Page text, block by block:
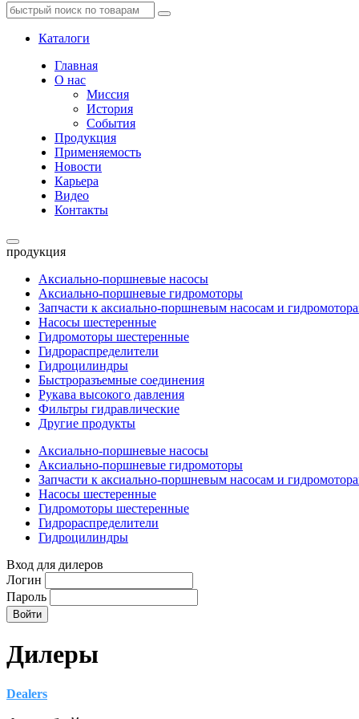
Каталоги
Главная
О нас
Миссия
История
События
Продукция
Применяемость
Новости
Карьера
Видео
Контакты
продукция
Аксиально-поршневые насосы
Аксиально-поршневые гидромоторы
Запчасти к аксиально-поршневым насосам и
Насосы шестеренные
Гидромоторы шестеренные
Гидрораспределители
Гидроцилиндры
Быстроразъемные соединения
Рукава высокого давления
Фильтры гидравлические
Другие продукты
Аксиально-поршневые насосы
Аксиально-поршневые гидромоторы
Запчасти к аксиально-поршневым насосам и
Насосы шестеренные
Гидромоторы шестеренные
Гидрораспределители
Гидроцилиндры
Вход для дилеров
Логин
Пароль
Дилеры
Dealers